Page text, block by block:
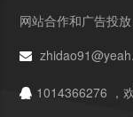
网站合作和广告投放
1014366276 ，